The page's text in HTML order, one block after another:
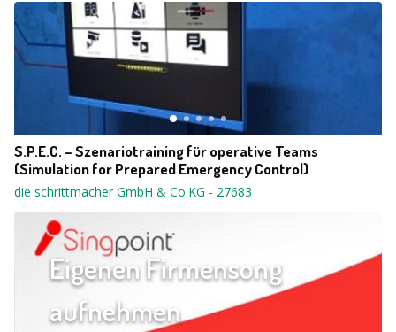
S.P.E.C. – Szenariotraining für operative Teams
(Simulation for Prepared Emergency Control)
die schrittmacher GmbH & Co.KG - 27683
Eigenen Firmensong
aufnehmen